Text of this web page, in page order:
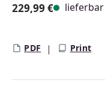
229,99 € lieferbar
PDF Print